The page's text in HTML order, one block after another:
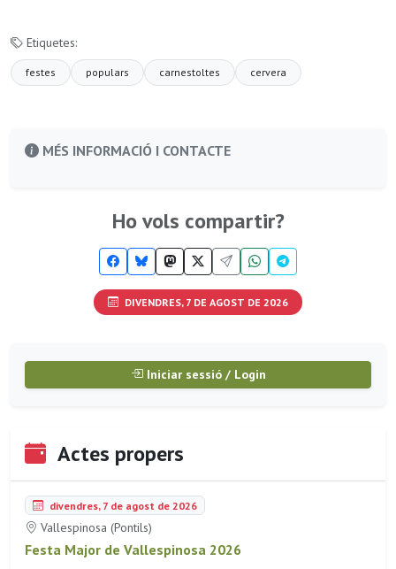
Etiquetes:
festes populars carnestoltes cervera
MÉS INFORMACIÓ I CONTACTE
Ho vols compartir?
DIVENDRES, 7 DE AGOST DE 2026
Iniciar sessió / Login
Actes propers
divendres, 7 de agost de 2026
Vallespinosa (Pontils)
Festa Major de Vallespinosa 2026